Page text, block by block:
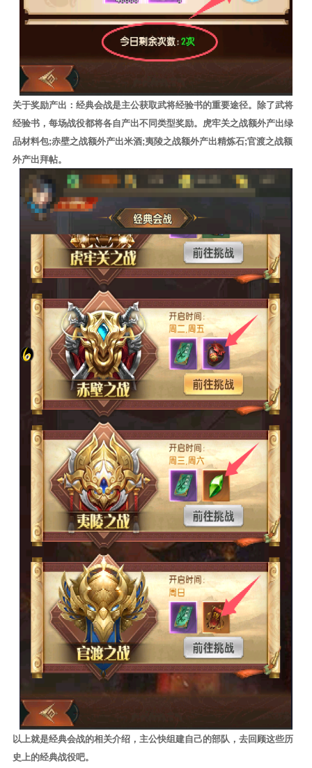
关于奖励产出：经典会战是主公获取武将经验书的重要途径。除了武将
经验书，每场战役都将各自产出不同类型奖励。虎牢关之战额外产出绿
品材料包;赤壁之战额外产出米酒;夷陵之战额外产出精炼石;官渡之战额
外产出拜帖。
以上就是经典会战的相关介绍，主公快组建自己的部队，去回顾这些历
史上的经典战役吧。